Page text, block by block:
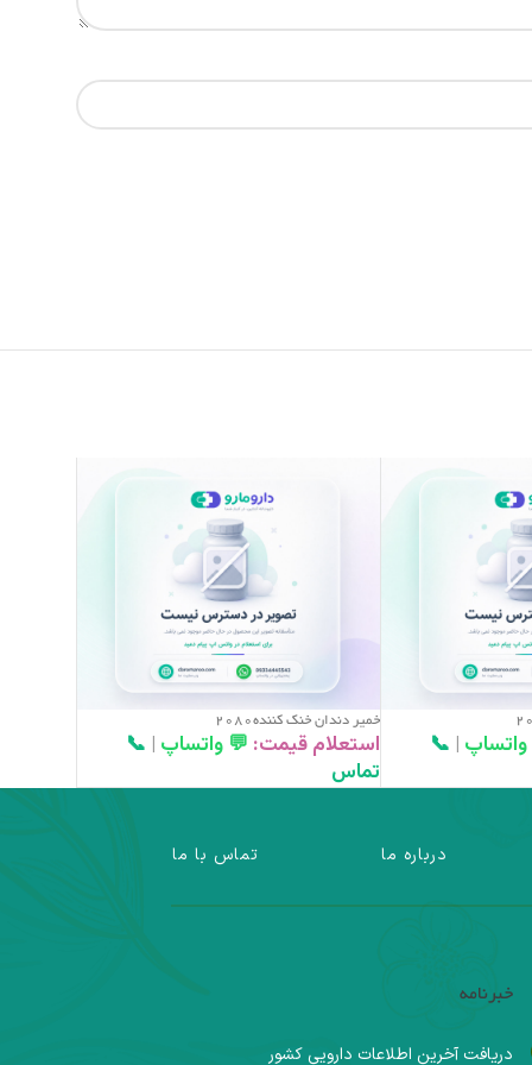
|
📞
خمير دندان خنک کننده2080
استعلام قیمت: 💬 واتساپ |
📞
تماس
درباره ما تماس با ما
خبرنامه
دریافت آخرین اطلاعات دارویی کشور